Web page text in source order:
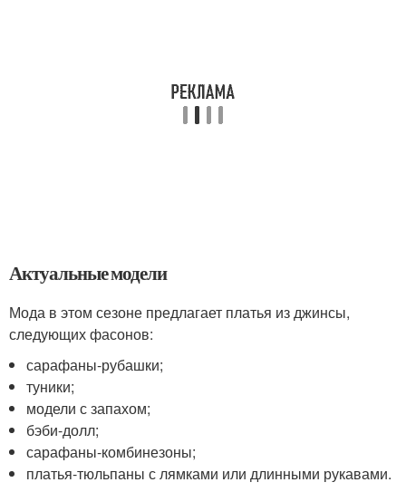
Актуальные модели
Мода в этом сезоне предлагает платья из джинсы,
следующих фасонов:
сарафаны-рубашки;
туники;
модели с запахом;
бэби-долл;
сарафаны-комбинезоны;
платья-тюльпаны с лямками или длинными рукавами.